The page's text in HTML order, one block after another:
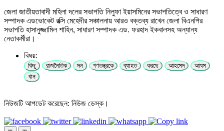
জেলা জাতীয়তাবাদী মহিলা দলের সভাপতি নিলুফা ইয়াসমিনের সভাপতিত্বে ও সাধারণ
সম্পাদক এডভোকেট রক্সি মেহেদীর সঞ্চালনায় আরও বক্তব্য রাখেন জেলা বিএনপির
সভাপতি হাসানুজ্জামিল শাহিন, সাধারণ সম্পাদক এড. ফরহাদ ইকবালসহ অন্যান্য
নেতাকর্মীরা।
বিষয়:
কিছু রাজনৈতিক দল গণতন্ত্রকে ব্যাহত করছে আহমেদ
আযম
খান
নিউজটি আপডেট করেছেন: নিউজ ডেস্ক।